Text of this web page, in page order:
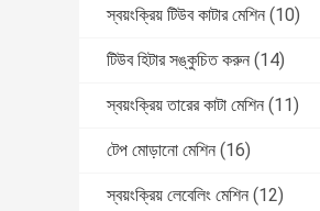
স্বয়ংক্রিয় টিউব কাটার মেশিন (10)
টিউব হিটার সঙ্কুচিত করুন (14)
স্বয়ংক্রিয় তারের কাটা মেশিন (11)
টেপ মোড়ানো মেশিন (16)
স্বয়ংক্রিয় লেবেলিং মেশিন (12)